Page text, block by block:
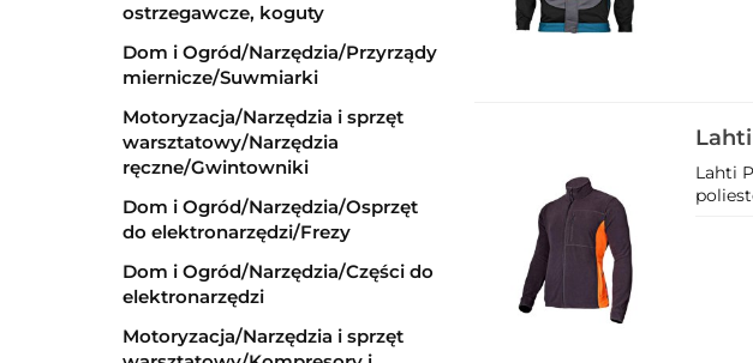
ostrzegawcze, koguty
Dom i Ogród/Narzędzia/Przyrządy
miernicze/Suwmiarki
Motoryzacja/Narzędzia i sprzęt
warsztatowy/Narzędzia
ręczne/Gwintowniki
Dom i Ogród/Narzędzia/Osprzęt
do elektronarzędzi/Frezy
Dom i Ogród/Narzędzia/Części do
elektronarzędzi
Motoryzacja/Narzędzia i sprzęt
Lahti